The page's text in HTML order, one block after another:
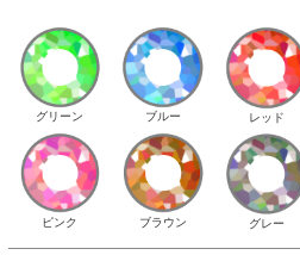
グリーン ブルー レッド
ピンク ブラウン グレー